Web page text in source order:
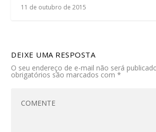
11 de outubro de 2015
DEIXE UMA RESPOSTA
O seu endereço de e-mail não será
obrigatórios são marcados com*